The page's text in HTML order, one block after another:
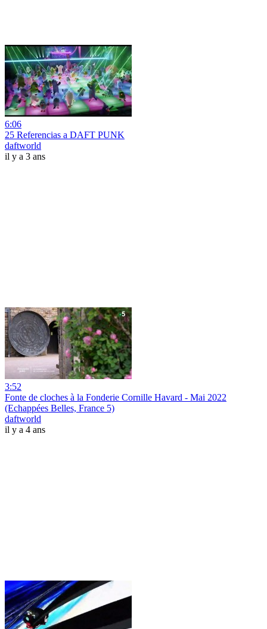
6:06
25 Referencias a DAFT PUNK
daftworld
il y a 3 ans
3:52
Fonte de cloches à la Fonderie Cornille Havard - Mai 2022
(Echappées Belles, France 5)
daftworld
il y a 4 ans